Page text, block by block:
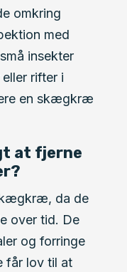
omkring
med
insekter
rifter i
en skægkræ
at fjerne
da de
over tid. De
og forringe
får lov til at